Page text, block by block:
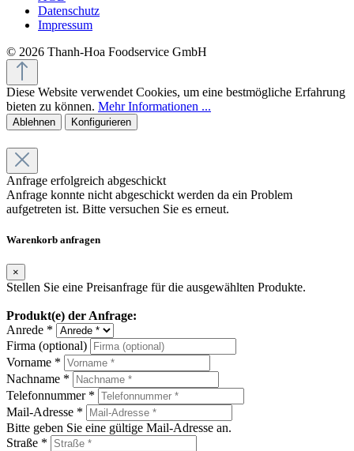
Datenschutz
Impressum
© 2026 Thanh-Hoa Foodservice GmbH
Diese Website verwendet Cookies, um eine bestmögliche Erfahrung
bieten zu können. Mehr Informationen ...
Ablehnen Konfigurieren
Anfrage erfolgreich abgeschickt
Anfrage konnte nicht abgeschickt werden da ein Problem
aufgetreten ist. Bitte versuchen Sie es erneut.
Warenkorb anfragen
×
Stellen Sie eine Preisanfrage für die ausgewählten Produkte.
Produkt(e) der Anfrage:
Anrede *
Firma (optional)
Vorname *
Nachname *
Telefonnummer *
Mail-Adresse *
Bitte geben Sie eine gültige Mail-Adresse an.
Straße *